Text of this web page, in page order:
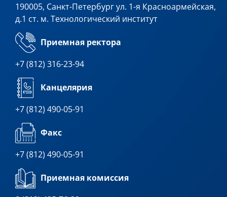
190005, Санкт-Петербург ул. 1-я Красноармейская,
д.1 ст. м. Технологический институт
Приемная ректора
+7 (812) 316-23-94
Канцелярия
+7 (812) 490-05-91
Факс
+7 (812) 490-05-91
Приемная комиссия